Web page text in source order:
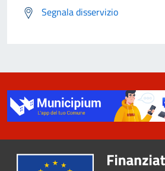
Segnala disservizio